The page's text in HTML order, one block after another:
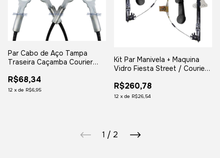
Par Cabo de Aço Tampa
Traseira Caçamba Courier
R$68,34
12 x de R$6,95
Kit Par Manivela + Maquina
Vidro Fiesta Street / Courier
R$260,78
12 x de R$26,54
1 / 2